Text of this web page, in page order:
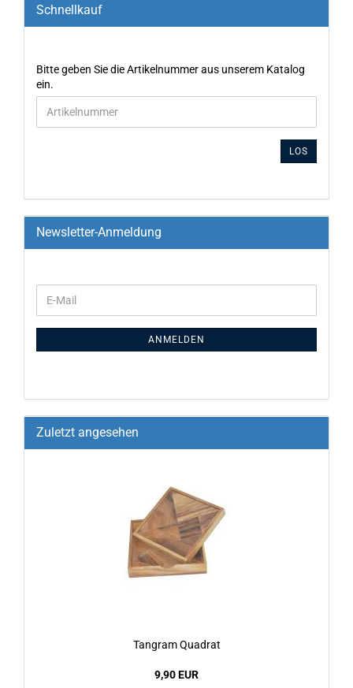
Schnellkauf
Bitte geben Sie die Artikelnummer aus unserem Katalog
ein.
LOS
Newsletter-Anmeldung
ANMELDEN
Zuletzt angesehen
Tang­ram Qua­drat
9,90 EUR